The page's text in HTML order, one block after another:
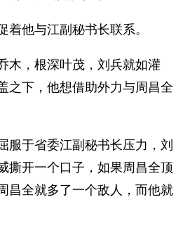
着他与江副秘书长联系。
木，根深叶茂，刘兵就如灌
之下，他想借助外力与周昌全
服于省委江副秘书长压力，刘
撕开一个口子，如果周昌全顶
昌全就多了一个敌人，而他就